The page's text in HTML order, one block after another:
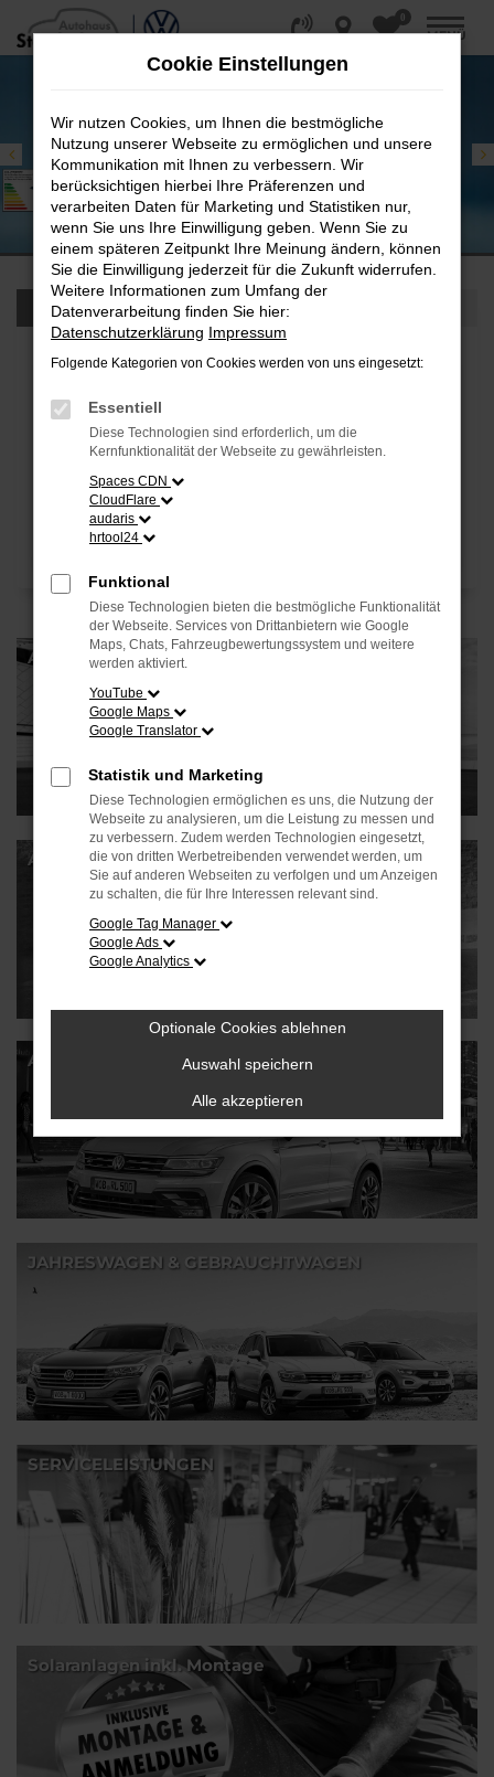
Zum
Hauptinhalt
0
MENÜ
FAHRZEUGSUCHE
Angebote - Privatkunden
ANGEBOTE - GEWERBEKUNDEN
ANGEBOTE - MENSCHEN MIT BEHINDERUNG
JAHRESWAGEN & GEBRAUCHTWAGEN
SERVICELEISTUNGEN
Solaranlagen inkl. Montage
Cookie Einstellungen
Wir nutzen Cookies, um Ihnen die bestmögliche
Nutzung unserer Webseite zu ermöglichen und unsere
Kommunikation mit Ihnen zu verbessern. Wir
berücksichtigen hierbei Ihre Präferenzen und
verarbeiten Daten für Marketing und Statistiken nur,
wenn Sie uns Ihre Einwilligung geben. Wenn Sie zu
einem späteren Zeitpunkt Ihre Meinung ändern, können
Sie die Einwilligung jederzeit für die Zukunft widerrufen.
Weitere Informationen zum Umfang der
Datenverarbeitung finden Sie hier:
Datenschutzerklärung Impressum
Folgende Kategorien von Cookies werden von uns eingesetzt:
Essentiell
Diese Technologien sind erforderlich, um die
Kernfunktionalität der Webseite zu gewährleisten.
Spaces CDN
CloudFlare
audaris
hrtool24
Funktional
Diese Technologien bieten die bestmögliche Funktionalität
der Webseite. Services von Drittanbietern wie Google
Maps, Chats, Fahrzeugbewertungssystem und weitere
werden aktiviert.
YouTube
Google Maps
Google Translator
Statistik und Marketing
Diese Technologien ermöglichen es uns, die Nutzung der
Webseite zu analysieren, um die Leistung zu messen und
zu verbessern. Zudem werden Technologien eingesetzt,
die von dritten Werbetreibenden verwendet werden, um
Sie auf anderen Webseiten zu verfolgen und um Anzeigen
zu schalten, die für Ihre Interessen relevant sind.
Google Tag Manager
Google Ads
Google Analytics
Optionale Cookies ablehnen
Auswahl speichern
Alle akzeptieren